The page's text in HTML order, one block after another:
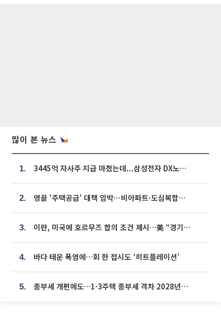
많이 본 뉴스
1. 3445억 자사주 지급 마쳤는데...삼성전자 DX노조, 뒤늦은 '떼쓰기 집회'
2. 영끌 '주택공급' 대책 임박⋯비아파트·도심복합까지 총동원
3. 이란, 미국에 호르무즈 합의 조건 제시…美 “경기 아직 안 끝나” [종합]
4. 바다 태운 폭염에…회 한 접시도 ‘히트플레이션’
5. 종부세 개편에도…1·3주택 종부세 격차 2028년부터 확대